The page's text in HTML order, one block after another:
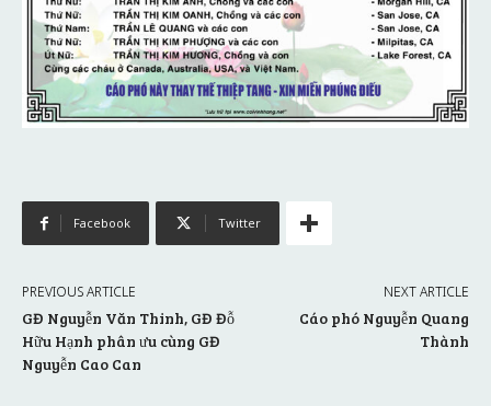
Facebook Twitter
PREVIOUS ARTICLE
GĐ Nguyễn Văn Thinh, GĐ Đỗ
Hữu Hạnh phân ưu cùng GĐ
Nguyễn Cao Can
NEXT ARTICLE
Cáo phó Nguyễn Quang
Thành